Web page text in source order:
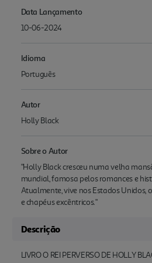
Data Lançamento
10-06-2024
Idioma
Português
Autor
Holly Black
Sobre o Autor
"Holly Black cresceu numa velha
mundial, famosa pelos romances e
Atualmente, vive nos Estados Unidos,
e chapéus excêntricos."
Descrição
LIVRO O REI PERVERSO DE HOLLY